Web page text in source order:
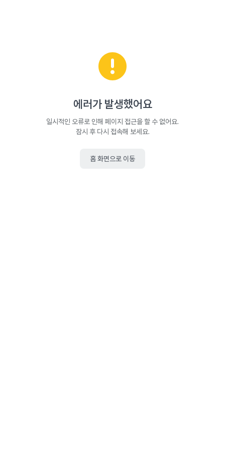
에러가 발생했어요
일시적인 오류로 인해 페이지 접근을 할 수 없어요.
잠시 후 다시 접속해 보세요.
홈 화면으로 이동